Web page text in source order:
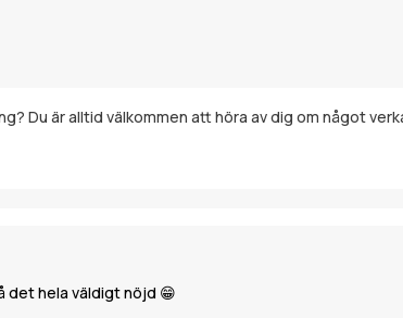
Du är alltid välkommen att höra av dig om något
det hela väldigt nöjd 😁